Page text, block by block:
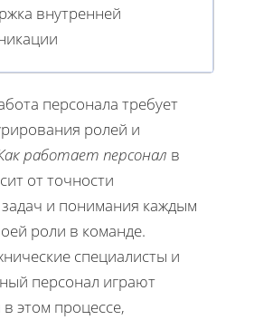
внутренней
персонала требует
ролей и
работает персонал в
от точности
и понимания каждым
роли в команде.
специалисты и
персонал играют
этом процессе,